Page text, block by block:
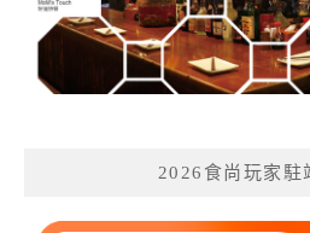
2026食尚玩家駐